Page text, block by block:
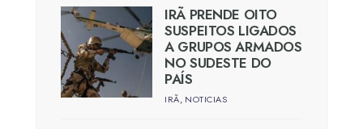
IRÃ PRENDE OITO
SUSPEITOS LIGADOS
A GRUPOS ARMADOS
NO SUDESTE DO
PAÍS
IRÃ, NOTICIAS